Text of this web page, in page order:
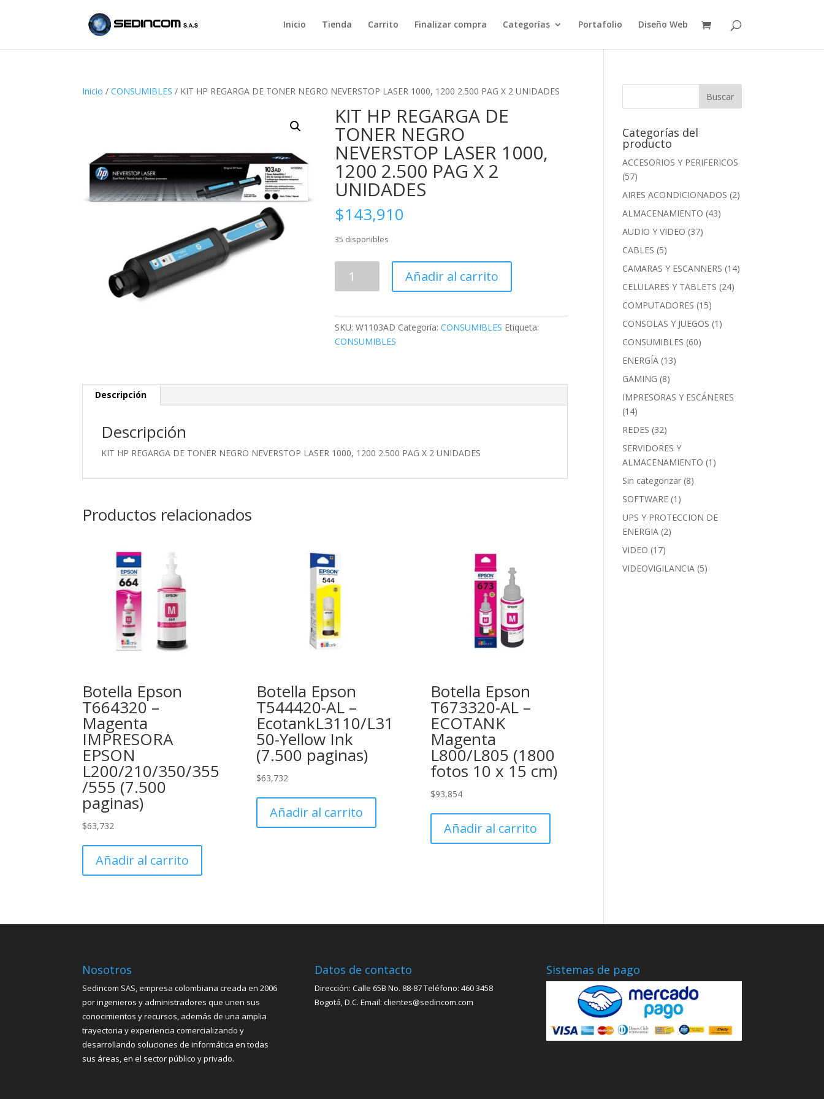
Inicio Tienda Carrito Finalizar compra Categorías Portafolio Diseño Web
Inicio /CONSUMIBLES / KIT HP REGARGA DE TONER NEGRO NEVERSTOP LASER 1000, 1200 2.500 PAG X 2 UNIDADES
KIT HP REGARGA DE
TONER NEGRO
NEVERSTOP LASER 1000,
1200 2.500 PAG X 2
UNIDADES
$143,910
35 disponibles
TONER
NEGRO
2.500
2
cantidad
Añadir al carrito
SKU:W1103AD Categoría:CONSUMIBLES Etiqueta:
CONSUMIBLES
Descripción
Descripción
KIT HP REGARGA DE TONER NEGRO NEVERSTOP LASER 1000, 1200 2.500 PAG X 2 UNIDADES
Productos relacionados
Botella Epson
T664320 –
Magenta
IMPRESORA
EPSON
L200/210/350/355
/555 (7.500
paginas)
$63,732
Añadir al carrito
Botella Epson
T544420-AL –
EcotankL3110/L31
50-Yellow Ink
(7.500 paginas)
$63,732
Añadir al carrito
Botella Epson
T673320-AL –
ECOTANK
Magenta
L800/L805 (1800
fotos 10 x 15 cm)
$93,854
Añadir al carrito
Categorías del
producto
ACCESORIOS Y PERIFERICOS
(57)
AIRES ACONDICIONADOS (2)
ALMACENAMIENTO (43)
AUDIO Y VIDEO (37)
CABLES (5)
CAMARAS Y ESCANNERS (14)
CELULARES Y TABLETS (24)
COMPUTADORES (15)
CONSOLAS Y JUEGOS (1)
CONSUMIBLES (60)
ENERGÍA (13)
GAMING (8)
IMPRESORAS Y ESCÁNERES
(14)
REDES (32)
SERVIDORES Y
ALMACENAMIENTO (1)
Sin categorizar (8)
SOFTWARE (1)
UPS Y PROTECCION DE
ENERGIA (2)
VIDEO (17)
VIDEOVIGILANCIA (5)
Nosotros
Sedincom SAS, empresa colombiana creada en 2006
por ingenieros y administradores que unen sus
conocimientos y recursos, además de una amplia
trayectoria y experiencia comercializando y
desarrollando soluciones de informática en todas
sus áreas, en el sector público y privado.
Datos de contacto
Dirección: Calle 65B No. 88-87 Teléfono: 460 3458
Bogotá, D.C. Email: clientes@sedincom.com
Sistemas de pago